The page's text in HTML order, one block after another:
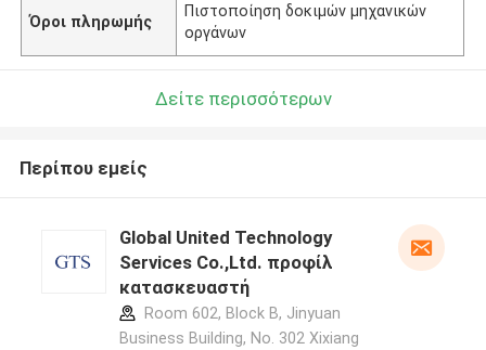
Όροι πληρωμής
Πιστοποίηση δοκιμών μηχανικών
οργάνων
Δείτε περισσότερων
Περίπου εμείς
Global United Technology
Services Co.,Ltd. προφίλ
κατασκευαστή
Room 602, Block B, Jinyuan
Business Building, No. 302 Xixiang